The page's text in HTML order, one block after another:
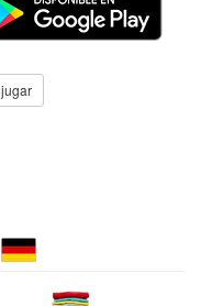
jugar